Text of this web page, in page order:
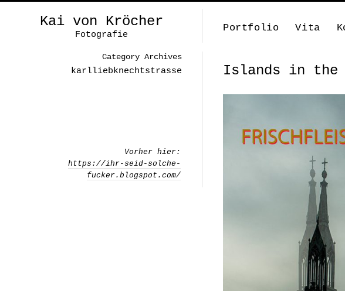
Kai von Kröcher
Fotografie
Portfolio Vita
Islands in the
Category Archives
karlliebknechtstrasse
Vorher hier:
https://ihr-seid-solche-
fucker.blogspot.com/